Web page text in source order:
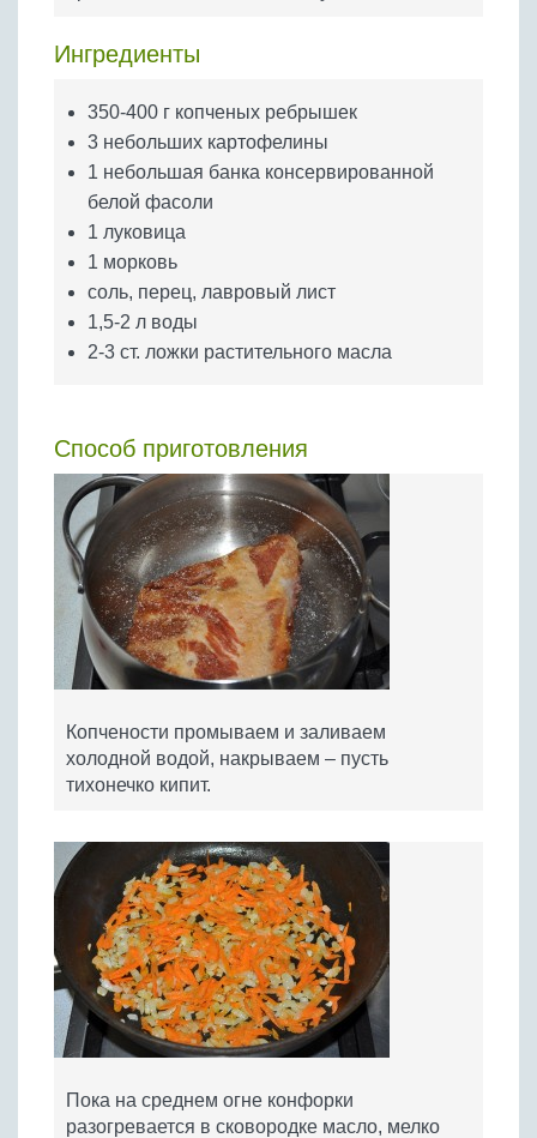
Яйца
Ингредиенты
350-400 г копченых ребрышек
3 небольших картофелины
1 небольшая банка консервированной
белой фасоли
1 луковица
1 морковь
соль, перец, лавровый лист
1,5-2 л воды
2-3 ст. ложки растительного масла
Способ приготовления
Копчености промываем и заливаем
холодной водой, накрываем – пусть
тихонечко кипит.
Пока на среднем огне конфорки
разогревается в сковородке масло, мелко